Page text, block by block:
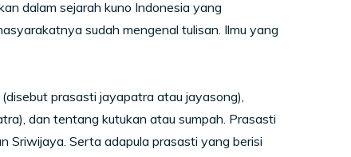
dalam sejarah kuno Indonesia yang
sudah mengenal tulisan. Ilmu yang
prasasti jayapatra atau jayasong),
dan tentang kutukan atau sumpah. Prasasti
Sriwijaya. Serta adapula prasasti yang berisi